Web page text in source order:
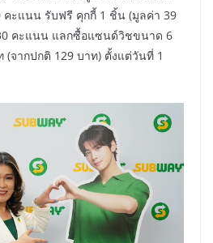
คะแนน รับฟรี คุกกี้ 1 ชิ้น (มูลค่า 39
คะแนน แลกซื้อแซนด์วิชขนาด 6
(จากปกติ 129 บาท) ตั้งแต่วันที่ 1